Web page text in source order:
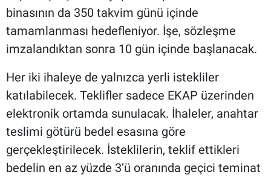
binasının da 350 takvim günü içinde
tamamlanması hedefleniyor. İşe, sözleşme
imzalandıktan sonra 10 gün içinde başlanacak.
Her iki ihaleye de yalnızca yerli istekliler
katılabilecek. Teklifler sadece EKAP üzerinden
elektronik ortamda sunulacak. İhaleler, anahtar
teslimi götürü bedel esasına göre
gerçekleştirilecek. İsteklilerin, teklif ettikleri
bedelin en az yüzde 3’ü oranında geçici teminat